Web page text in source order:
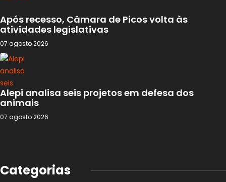
Após recesso, Câmara de Picos volta às
atividades legislativas
07 agosto 2026
Alepi analisa seis projetos em defesa dos
animais
07 agosto 2026
Categorias